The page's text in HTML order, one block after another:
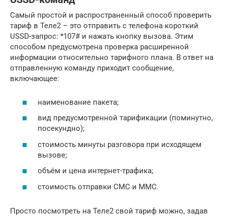
Самый простой и распространенный способ проверить
тариф в Теле2 – это отправить с телефона короткий
USSD-запрос: *107# и нажать кнопку вызова. Этим
способом предусмотрена проверка расширенной
информации относительно тарифного плана. В ответ на
отправленную команду приходит сообщение,
включающее:
наименование пакета;
вид предусмотренной тарификации (поминутно,
посекундно);
стоимость минуты разговора при исходящем
вызове;
объём и цена интернет-трафика;
стоимость отправки СМС и ММС.
Просто посмотреть на Теле2 свой тариф можно, задав